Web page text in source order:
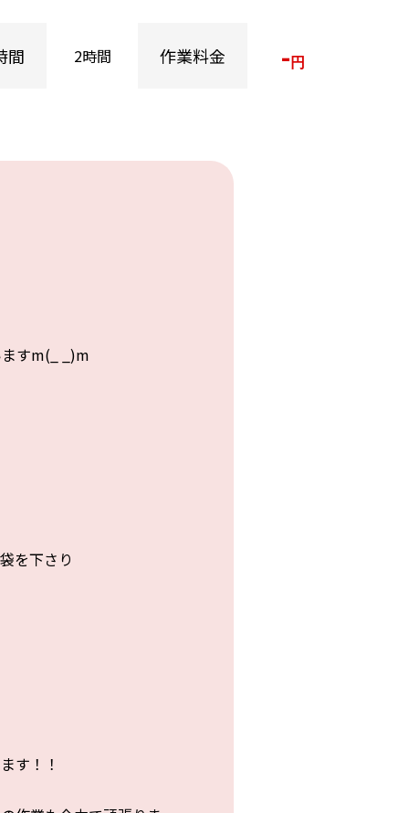
間 2時間 作業料金 -円
すm(_ _)m
を下さり
す！！